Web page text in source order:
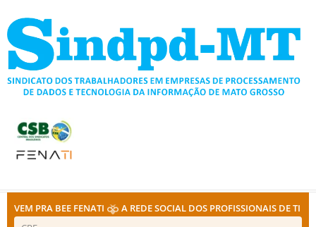
para
conteúdo
VEM PRA BEE FENATI A REDE SOCIAL DOS PROFISSIONAIS DE TI